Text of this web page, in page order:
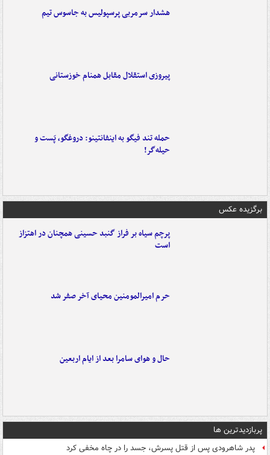
هشدار سرمربی پرسپولیس به جاسوس تیم
پیروزی استقلال مقابل همنام خوزستانی
حمله تند فیگو به اینفانتینو: دروغگو، پَست‌ و
حیله‌گر!
برگزیده عکس
پرچم سیاه بر فراز گنبد حسینی همچنان در اهتزاز
است
حرم امیرالمومنین محیای آخر صفر شد
حال و هوای سامرا بعد از ایام اربعین
پربازدیدترین ها
پدر شاهرودی پس از قتل پسرش، جسد را در چاه مخفی کرد